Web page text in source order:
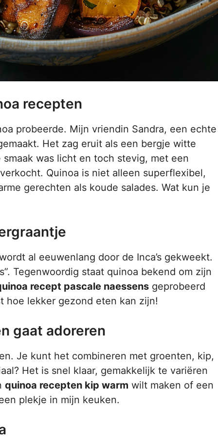
recepten
probeerde. Mijn vriendin Sandra, een echte
Het zag eruit als een bergje witte
was licht en toch stevig, met een
Quinoa is niet alleen superflexibel,
gerechten als koude salades. Wat kun je
al eeuwenlang door de Inca’s gekweekt.
Tegenwoordig staat quinoa bekend om zijn
recept pascale naessens geprobeerd
hoe lekker gezond eten kan zijn!
gaat adoreren
Je kunt het combineren met groenten, kip,
Het is snel klaar, gemakkelijk te variëren
quinoa recepten kip warm wilt maken of een
plekje in mijn keuken.